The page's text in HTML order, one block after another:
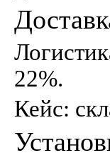
22%.
Кейс: